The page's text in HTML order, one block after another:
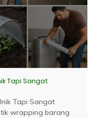
Tapi Sangat
Tapi Sangat
wrapping barang